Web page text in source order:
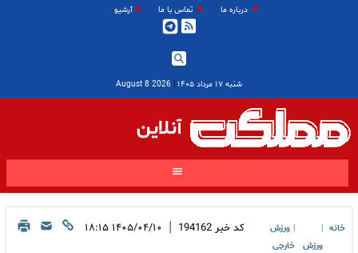
درباره ما تماس با ما آرشیو
شنبه ۱۷ مرداد ۱۴۰۵ |
2026 August 8
آنلاین
خانه
ورزش
ورزش
خارجی
کد خبر 194162
| ۱۴۰۵/۰۴/۱۰ ۱۸:۱۵